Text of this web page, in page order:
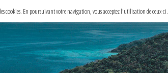
cookies. En poursuivant votre navigation, vous acceptez l'utilisation de ceux-ci.